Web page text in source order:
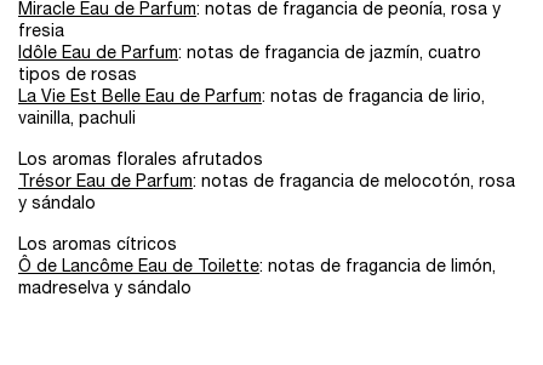
Miracle Eau de Parfum: notas de fragancia de peonía, rosa y
fresia
Idôle Eau de Parfum: notas de fragancia de jazmín, cuatro
tipos de rosas
La Vie Est Belle Eau de Parfum: notas de fragancia de lirio,
vainilla, pachuli
Los aromas florales afrutados
Trésor Eau de Parfum: notas de fragancia de melocotón, rosa
y sándalo
Los aromas cítricos
Ô de Lancôme Eau de Toilette: notas de fragancia de limón,
madreselva y sándalo